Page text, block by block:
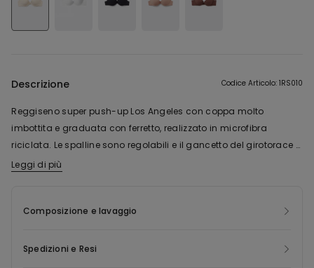
Descrizione Codice Articolo: 1RS010
Reggiseno super push-up Los Angeles con coppa molto
imbottita e graduata con ferretto, realizzato in microfibra
riciclata. Le spalline sono regolabili e il gancetto del girotorace è
doppio a quattro larghezze. Ideale per creare un decolleté super
Questo capo contiene nylon riciclato Econyl ®, rigenerato a
tappeti. Econyl ® ha le identiche caratteristiche del nylon
rifiuti altrimenti destinati allo smaltimento.
Leggi di più
Composizione e lavaggio
Spedizioni e Resi